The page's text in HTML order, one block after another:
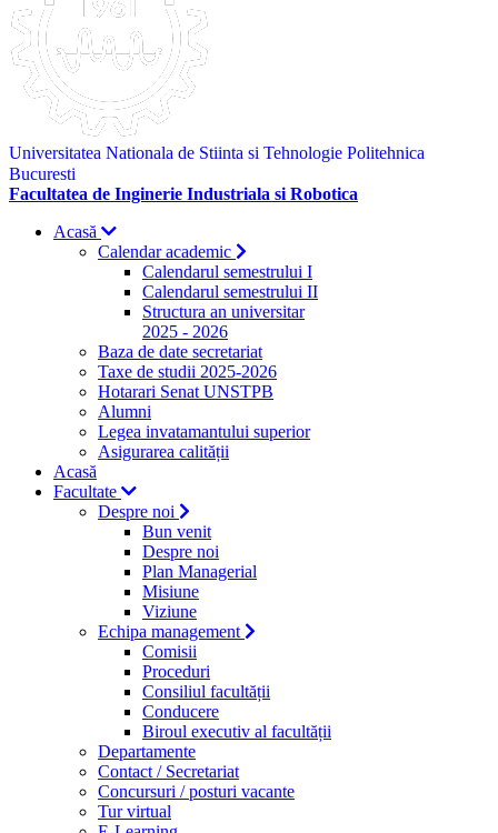
Universitatea Nationala de Stiinta si Tehnologie Politehnica
Bucuresti
Facultatea de Inginerie Industriala si Robotica
Acasă
Calendar academic
Calendarul semestrului I
Calendarul semestrului II
Structura an universitar
2025 - 2026
Baza de date secretariat
Taxe de studii 2025-2026
Hotarari Senat UNSTPB
Alumni
Legea invatamantului superior
Asigurarea calității
Acasă
Facultate
Despre noi
Bun venit
Despre noi
Plan Managerial
Misiune
Viziune
Echipa management
Comisii
Proceduri
Consiliul facultății
Conducere
Biroul executiv al facultății
Departamente
Contact / Secretariat
Concursuri / posturi vacante
Tur virtual